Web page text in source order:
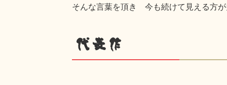
そんな言葉を頂き 今も続けて見える方
代表作